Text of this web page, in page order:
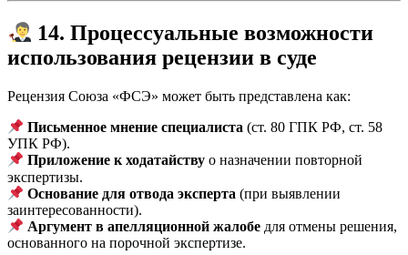
14. Процессуальные возможности
использования рецензии в суде
Рецензия Союза «ФСЭ» может быть представлена как:
Письменное мнение специалиста (ст. 80 ГПК РФ, ст. 58
УПК РФ).
Приложение к ходатайству о назначении повторной
экспертизы.
Основание для отвода эксперта (при выявлении
заинтересованности).
Аргумент в апелляционной жалобе для отмены решения,
основанного на порочной экспертизе.